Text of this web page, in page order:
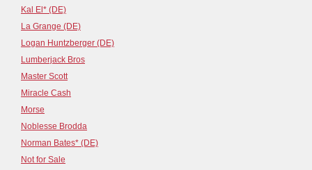
Kal El* (DE)
La Grange (DE)
Logan Huntzberger (DE)
Lumberjack Bros
Master Scott
Miracle Cash
Morse
Noblesse Brodda
Norman Bates* (DE)
Not for Sale